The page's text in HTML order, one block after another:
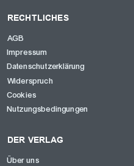
RECHTLICHES
AGB
Impressum
Datenschutzerklärung
Widerspruch
Cookies
Nutzungsbedingungen
DER VERLAG
Über uns